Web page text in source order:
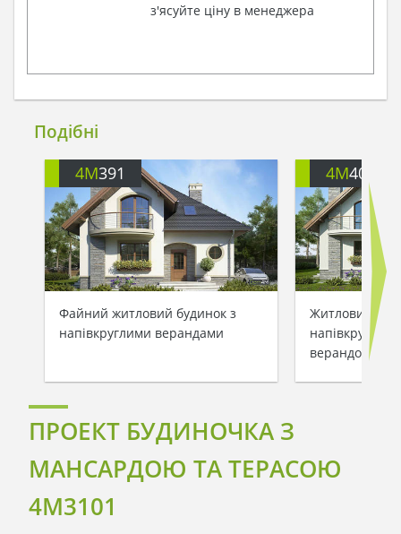
з'ясуйте ціну в менеджера
Подібні
4M391
Файний житловий будинок з
напівкруглими верандами
4M401
Житловий
верандою
ПРОЕКТ БУДИНОЧКА З
МАНСАРДОЮ ТА ТЕРАСОЮ
4M3101